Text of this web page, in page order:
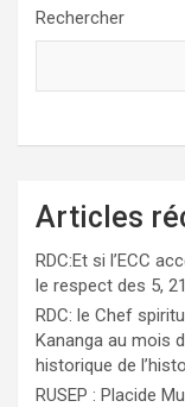
Rechercher
Articles
RDC:Et si l’ECC
le respect des 5,
RDC: le Chef
Kananga au mois
historique de
RUSEP : Placide